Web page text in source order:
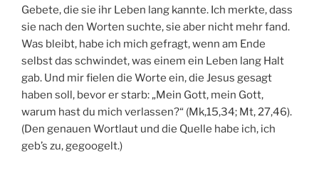
Gebete, die sie ihr Leben lang kannte. Ich merkte, dass
sie nach den Worten suchte, sie aber nicht mehr fand.
Was bleibt, habe ich mich gefragt, wenn am Ende
selbst das schwindet, was einem ein Leben lang Halt
gab. Und mir fielen die Worte ein, die Jesus gesagt
haben soll, bevor er starb: „Mein Gott, mein Gott,
warum hast du mich verlassen?“ (Mk,15,34; Mt, 27,46).
(Den genauen Wortlaut und die Quelle habe ich, ich
geb’s zu, gegoogelt.)